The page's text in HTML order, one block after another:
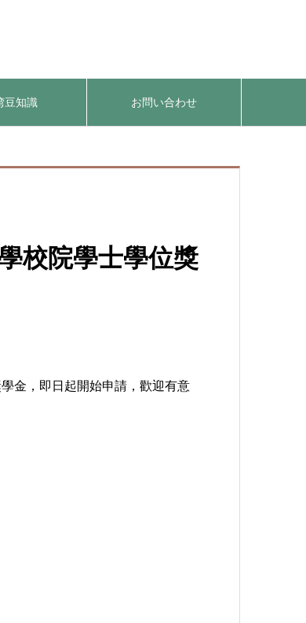
豆知識 お問い合わせ
校院學士學位獎
金，即日起開始申請，歡迎有意